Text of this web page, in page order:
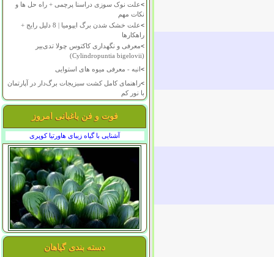
>علت نوک سوزی دراسنا پرچمی + راه حل ها و
نکات مهم
>
علت خشک شدن برگ ایپومیا | 8 دلیل رایج +
راهکارها
>معرفی و نگهداری کاکتوس چولا تدی‌بیر
(Cylindropuntia bigelovii)
>انبه - معرفی میوه های استوایی
>راهنمای کامل کشت سبزیجات برگ‌دار در آپارتمان
با نور کم
فوت و فن باغبانی امروز
آشنایی با گیاه زیبای هاورتیا کوپری
دسته بندی گیاهان